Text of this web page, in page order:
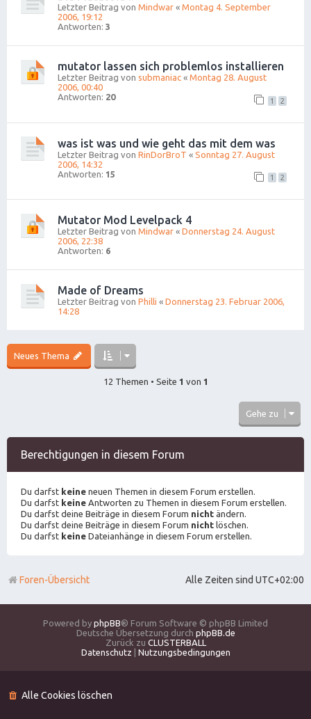
Letzter Beitrag von Mindwar « Montag 4. September
2006, 19:12
Antworten: 3
mutator lassen sich problemlos installieren
Letzter Beitrag von submaniac « Montag 28. August
2006, 00:40
Antworten: 20 1 2
was ist was und wie geht das mit dem was
Letzter Beitrag von RinDorBroT « Sonntag 27. August
2006, 14:32
Antworten: 15 1 2
Mutator Mod Levelpack 4
Letzter Beitrag von Mindwar « Donnerstag 24. August
2006, 22:38
Antworten: 6
Made of Dreams
Letzter Beitrag von Philli « Donnerstag 23. Februar 2006,
14:28
Neues Thema
12 Themen • Seite 1 von 1
Gehe zu
Berechtigungen in diesem Forum
Du darfst keine neuen Themen in diesem Forum erstellen.
Du darfst keine Antworten zu Themen in diesem Forum erstellen.
Du darfst deine Beiträge in diesem Forum nicht ändern.
Du darfst deine Beiträge in diesem Forum nicht löschen.
Du darfst keine Dateianhänge in diesem Forum erstellen.
Alle Zeiten sind UTC+02:00
Foren-Übersicht
Powered by phpBB® Forum Software © phpBB Limited
Deutsche Übersetzung durch phpBB.de
Zurück zu CLUSTERBALL
Datenschutz
Nutzungsbedingungen
Alle Cookies löschen